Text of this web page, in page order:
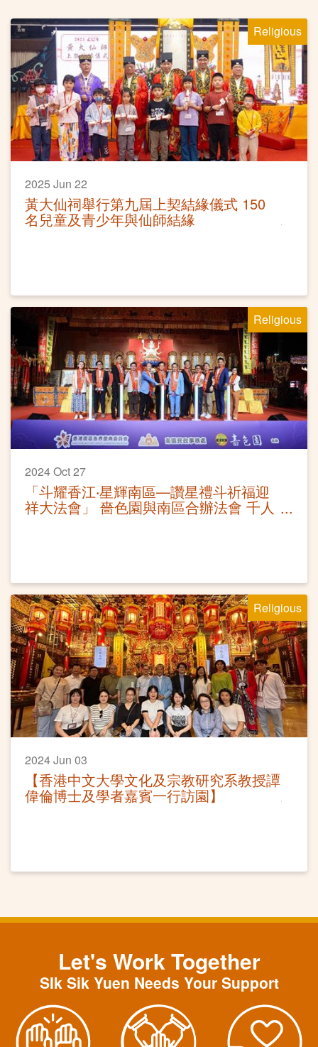
Religious
2025 Jun 22
黃大仙祠舉行第九屆上契結緣儀式 150
名兒童及青少年與仙師結緣
Religious
2024 Oct 27
「斗耀香江‧星輝南區—讚星禮斗祈福迎
祥大法會」 嗇色園與南區合辦法會 千人
Religious
2024 Jun 03
【香港中文大學文化及宗教研究系教授譚
偉倫博士及學者嘉賓一行訪園】
Let's Work Together
SIk Sik Yuen Needs Your Support